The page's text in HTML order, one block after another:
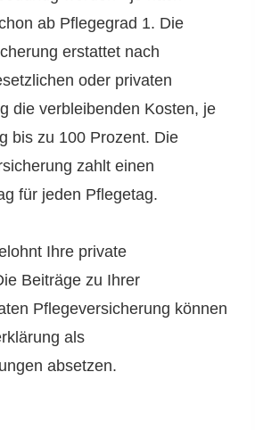
ab Pflegegrad 1. Die
erstattet nach
oder privaten
die verbleibenden Kosten, je
bis zu 100 Prozent. Die
zahlt einen
für jeden Pflegetag.
Ihre private
Beiträge zu Ihrer
Pflege­ver­si­che­rung können
als
absetzen.